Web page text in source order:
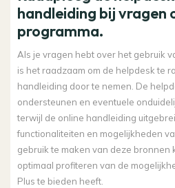
handleiding bij vragen
programma.
Als je vragen hebt over het gebruik
is het raadzaam om de helpdesk te
handleiding door te nemen. De
ondersteunen en eventuele
terwijl de online handleiding
functionaliteiten en mogelijkheden
gebruik te maken van deze bronnen
optimaal profiteren van de
Plus te bieden heeft.